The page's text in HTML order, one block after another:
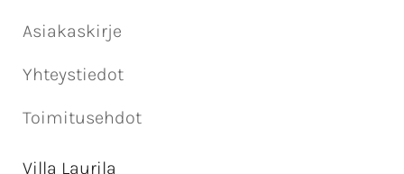
Asiakaskirje
Yhteystiedot
Toimitusehdot
Villa Laurila